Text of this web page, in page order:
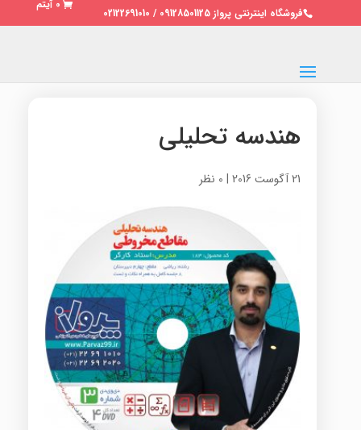
فروشگاه اینترنتی پرواز 09128501125 / 02122691010
0 آیتم
هندسه تحلیلی
21 آگوست 2016 | 0 نظر